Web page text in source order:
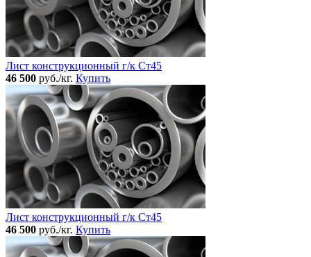
Лист конструкционный г/к Ст45
46 500 руб./кг. Купить
Лист конструкционный г/к Ст45
46 500 руб./кг. Купить